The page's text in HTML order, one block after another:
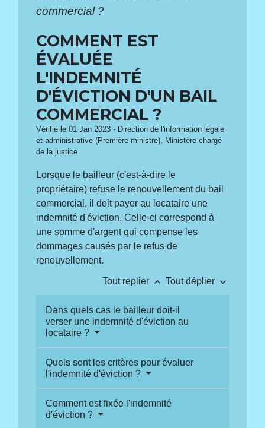
commercial ?
COMMENT EST
ÉVALUÉE
L'INDEMNITÉ
D'ÉVICTION D'UN BAIL
COMMERCIAL ?
Vérifié le 01 Jan 2023 - Direction de l'information légale
et administrative (Première ministre), Ministère chargé
de la justice
Lorsque le bailleur (c'est-à-dire le
propriétaire) refuse le renouvellement du bail
commercial, il doit payer au locataire une
indemnité d'éviction. Celle-ci correspond à
une somme d'argent qui compense les
dommages causés par le refus de
renouvellement.
Tout replier keyboard_arrow_up Tout déplier keyboard_arrow_down
Dans quels cas le bailleur doit-il
verser une indemnité d'éviction au
locataire ?
Quels sont les critères pour évaluer
l'indemnité d'éviction ?
Comment est fixée l'indemnité
d'éviction ?